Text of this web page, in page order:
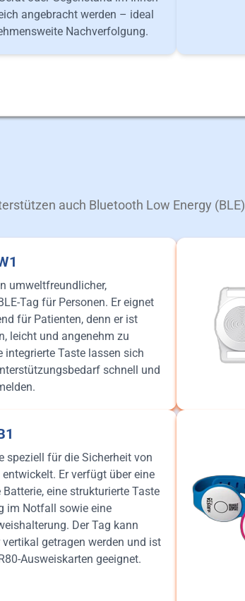
angebracht werden – ideal
Nachverfolgung.
auch Bluetooth Low Energy (BLE)
umweltfreundlicher,
Tag für Personen. Er eignet
für Patienten, denn er ist
leicht und angenehm zu
integrierte Taste lassen sich
schnell und
speziell für die Sicherheit von
Er verfügt über eine
Batterie, eine strukturierte Taste
im Notfall sowie eine
Der Tag kann
getragen werden und ist
Ausweiskarten geeignet.